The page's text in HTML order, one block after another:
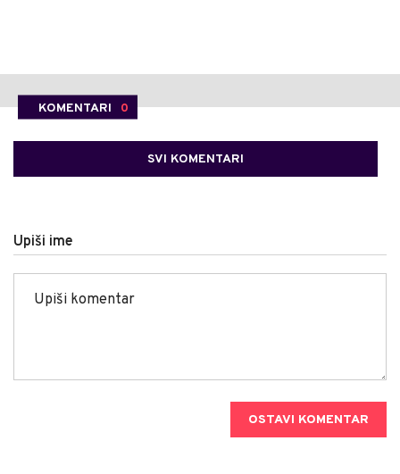
KOMENTARI 0
SVI KOMENTARI
Upiši ime
OSTAVI KOMENTAR